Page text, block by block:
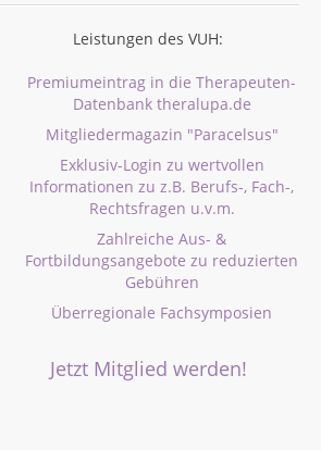
Leistungen des VUH:
Premiumeintrag in die Therapeuten-
Datenbank theralupa.de
Mitgliedermagazin "Paracelsus"
Exklusiv-Login zu wertvollen
Informationen zu z.B. Berufs-, Fach-,
Rechtsfragen u.v.m.
Zahlreiche Aus- &
Fortbildungsangebote zu reduzierten
Gebühren
Überregionale Fachsymposien
Jetzt Mitglied werden!